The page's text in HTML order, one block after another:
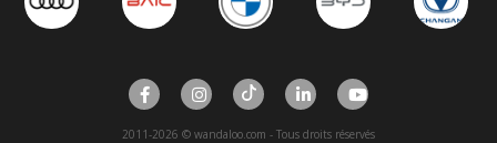
2011-2026 © wandaloo.com - Tous droits réservés